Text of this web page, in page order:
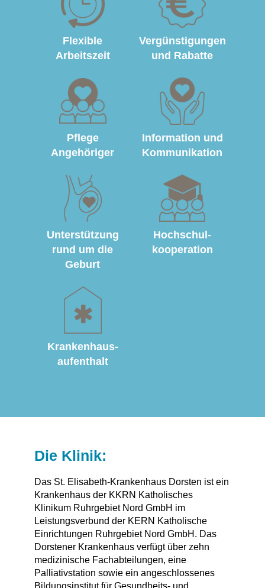
Flexible
Arbeitszeit
Vergünstigungen
und Rabatte
Pflege
Angehöriger
Information und
Kommunikation
Unterstützung
rund um die
Geburt
Hochschul­
kooperation
Krankenhaus­
aufenthalt
Die Klinik:
Das St. Elisabeth-Krankenhaus Dorsten ist ein
Krankenhaus der KKRN Katholisches
Klinikum Ruhrgebiet Nord GmbH im
Leistungsverbund der KERN Katholische
Einrichtungen Ruhrgebiet Nord GmbH. Das
Dorstener Krankenhaus verfügt über zehn
medizinische Fachabteilungen, eine
Palliativstation sowie ein angeschlossenes
Bildungsinstitut für Gesundheits- und